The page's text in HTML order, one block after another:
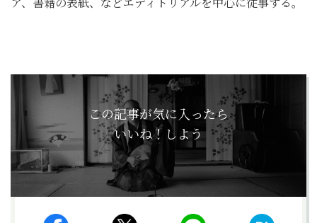
この記事が気に入ったら
いいね！しよう